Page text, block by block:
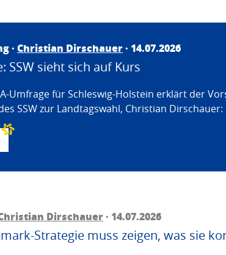
· Christian Dirschauer· 14.07.2026
SSW sieht sich auf Kurs
Umfrage für Schleswig-Holstein erklärt der
SSW zur Landtagswahl, Christian Dirschauer:
Dirschauer· 14.07.2026
Strategie muss zeigen, was sie